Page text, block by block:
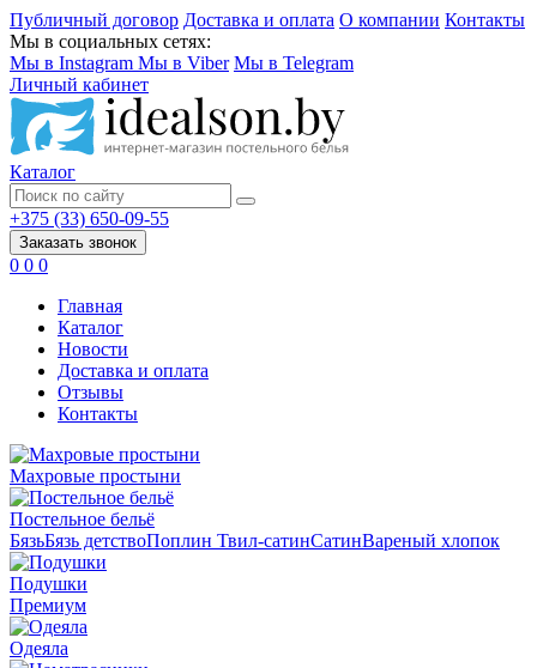
Публичный договор Доставка и оплата О компании Контакты
Мы в социальных сетях:
Мы в Instagram Мы в Viber Мы в Telegram
Личный кабинет
Каталог
+375 (33) 650-09-55
Заказать звонок
0 0 0
Главная
Каталог
Новости
Доставка и оплата
Отзывы
Контакты
Махровые простыни
Постельное бельё
БязьБязь детствоПоплин Твил-сатинСатинВареный хлопок
Подушки
Премиум
Одеяла